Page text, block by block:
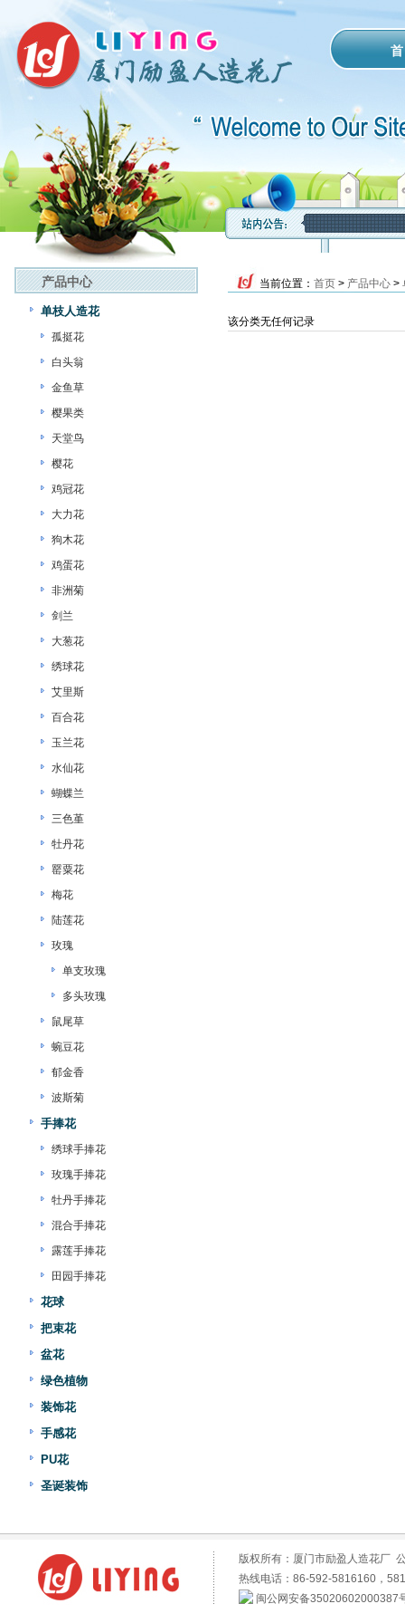
产品中心
单枝人造花
孤挺花
白头翁
金鱼草
樱果类
天堂鸟
樱花
鸡冠花
大力花
狗木花
鸡蛋花
非洲菊
剑兰
大葱花
绣球花
艾里斯
百合花
玉兰花
水仙花
蝴蝶兰
三色堇
牡丹花
罂粟花
梅花
陆莲花
玫瑰
单支玫瑰
多头玫瑰
鼠尾草
蜿豆花
郁金香
波斯菊
手捧花
绣球手捧花
玫瑰手捧花
牡丹手捧花
混合手捧花
露莲手捧花
田园手捧花
花球
把束花
盆花
绿色植物
装饰花
手感花
PU花
圣诞装饰
当前位置： 首页 > 产品中心 >
该分类无任何记录
版权所有：厦门市励盈人造花厂
热线电话：86-592-5816160，
闽公网安备35020602000387